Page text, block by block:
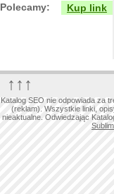
Polecamy: Kup link
↑↑↑
Katalog SEO nie odpowiada za
(reklam). Wszystkie linki,
nieaktualne. Odwiedzając